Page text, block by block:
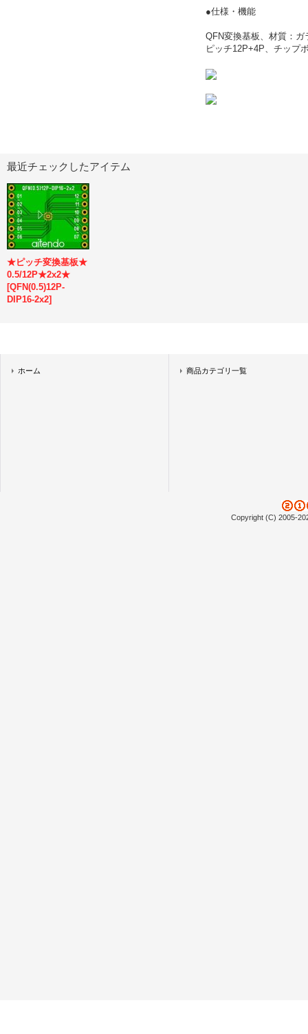
●仕様・機能
QFN変換基板、材質：
ピッチ12P+4P、チップ
最近チェックしたアイテム
★ピッチ変換基板★
0.5/12P★2x2★
[QFN(0.5)12P-
DIP16-2x2]
ホーム 商品カテゴリ一覧
Copyright (C) 2005-